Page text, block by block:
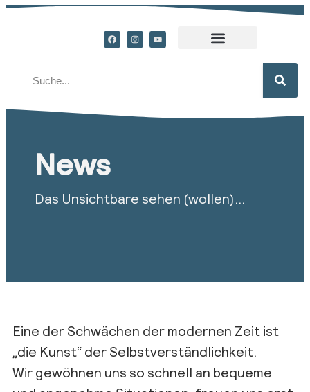
News
Das Unsichtbare sehen (wollen)…
Eine der Schwächen der modernen Zeit ist
„die Kunst“ der Selbstverständlichkeit.
Wir gewöhnen uns so schnell an bequeme